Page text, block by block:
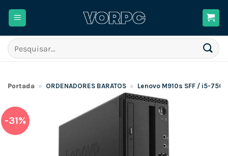
Pesquisar
por:
Portada » ORDENADORES BARATOS » Lenovo M910s SFF / i5-
-31%